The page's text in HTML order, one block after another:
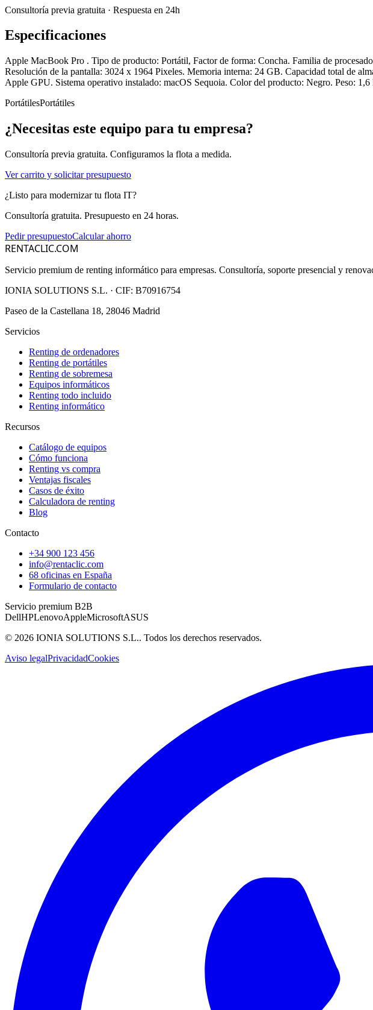
Consultoría previa gratuita · Respuesta en 24h
Especificaciones
Apple MacBook Pro . Tipo de producto: Portátil, Factor de forma: Concha. Familia de
Resolución de la pantalla: 3024 x 1964 Pixeles. Memoria interna: 24 GB. Capacidad total de
Apple GPU. Sistema operativo instalado: macOS Sequoia. Color del producto: Negro. Peso: 1,6
PortátilesPortátiles
¿Necesitas este equipo para tu empresa?
Consultoría previa gratuita. Configuramos la flota a medida.
Ver carrito y solicitar presupuesto
¿Listo para modernizar tu flota IT?
Consultoría gratuita. Presupuesto en 24 horas.
Pedir presupuestoCalcular ahorro
RENTACLIC.COM
Servicio premium de renting informático para empresas. Consultoría, soporte presencial y
IONIA SOLUTIONS S.L. · CIF: B70916754
Paseo de la Castellana 18, 28046 Madrid
Servicios
Renting de ordenadores
Renting de portátiles
Renting de sobremesa
Equipos informáticos
Renting todo incluido
Renting informático
Recursos
Catálogo de equipos
Cómo funciona
Renting vs compra
Ventajas fiscales
Casos de éxito
Calculadora de renting
Blog
Contacto
+34 900 123 456
info@rentaclic.com
68 oficinas en España
Formulario de contacto
Servicio premium B2B
DellHPLenovoAppleMicrosoftASUS
© 2026 IONIA SOLUTIONS S.L.. Todos los derechos reservados.
Aviso legalPrivacidadCookies